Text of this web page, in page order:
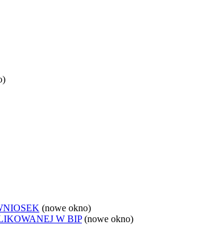
(nowe okno)
W BIP (nowe okno)